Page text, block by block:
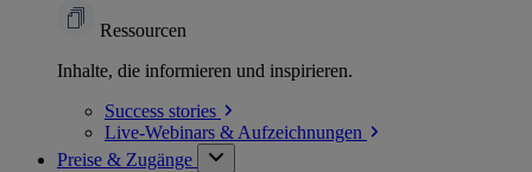
Ressourcen
Inhalte, die informieren und inspirieren.
Success stories
Live-Webinars & Aufzeichnungen
Preise & Zugänge